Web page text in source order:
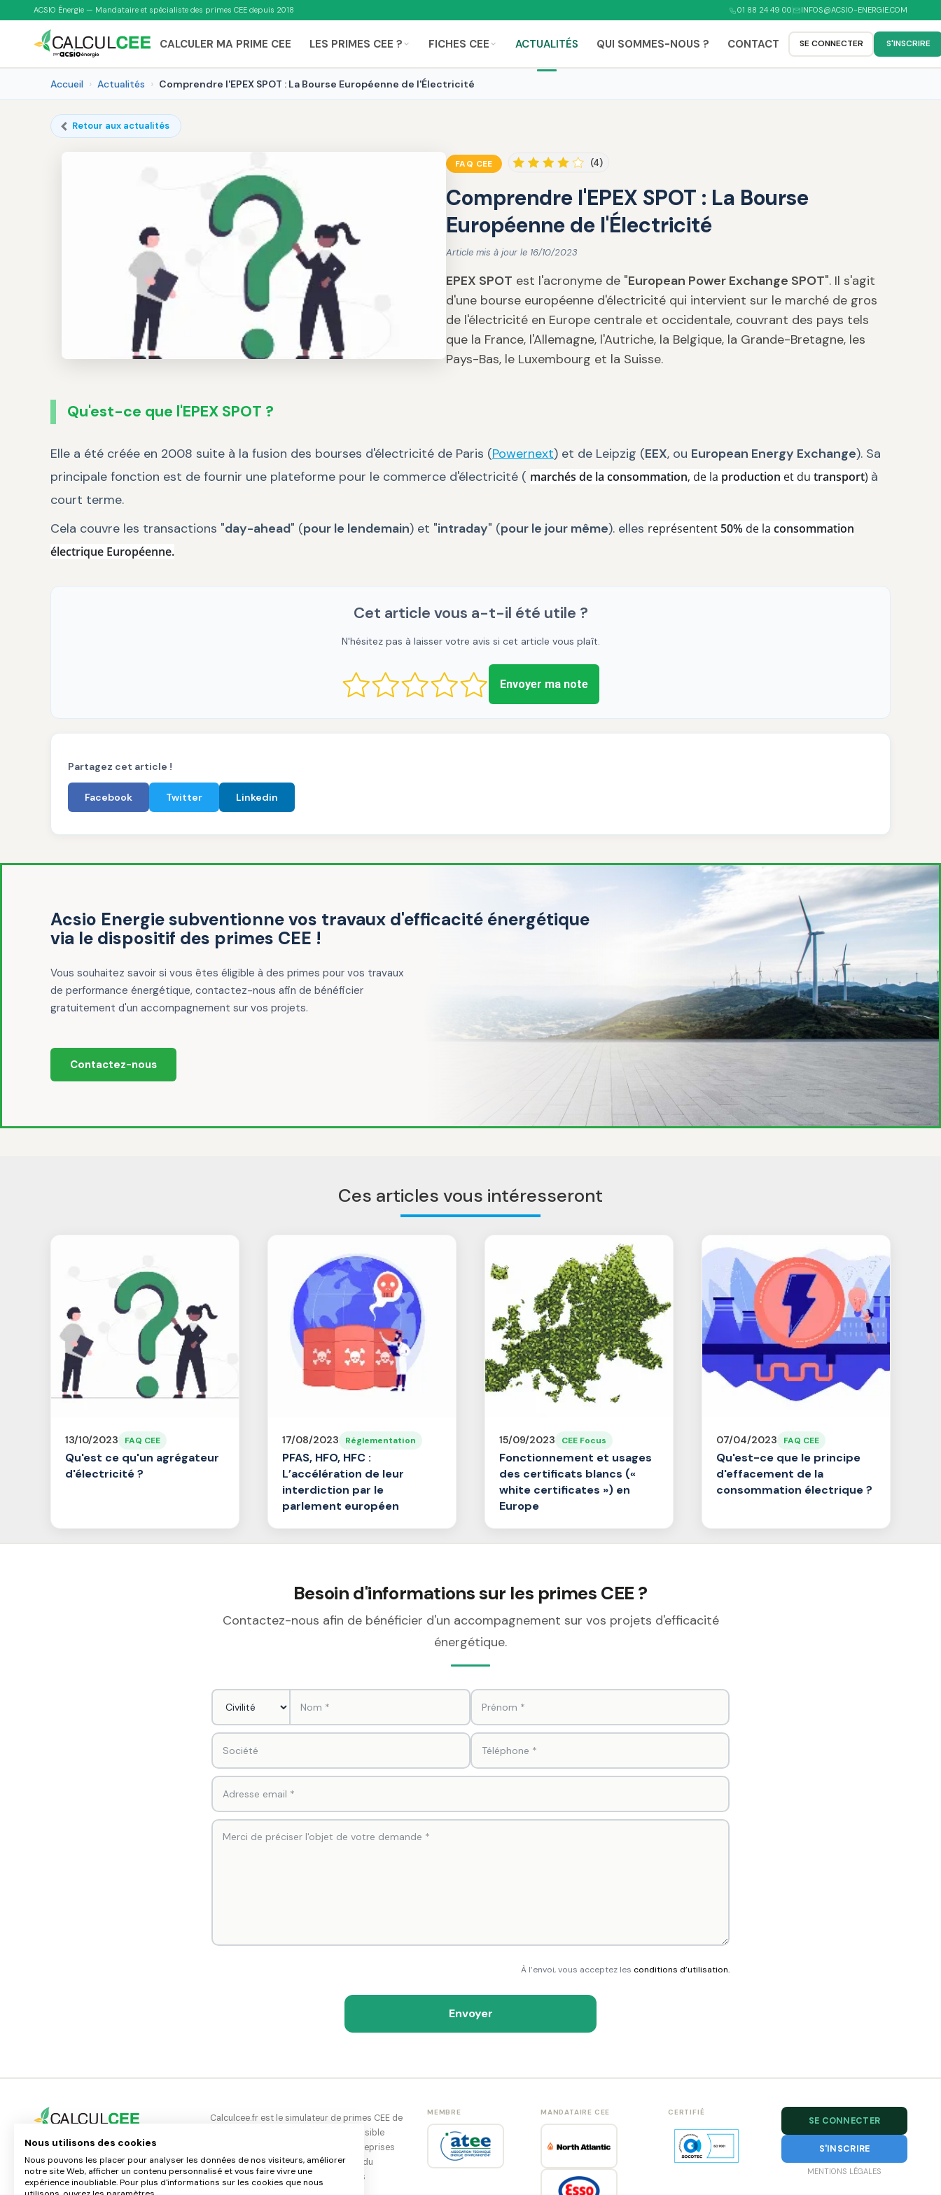
ACSIO Énergie — Mandataire et spécialiste des primes CEE depuis 2018 01 88 24 49 00 INFOS@ACSIO-ENERGIE.COM
CALCULER MA PRIME CEE LES PRIMES CEE ? FICHES CEE ACTUALITÉS QUI SOMMES-NOUS ? CONTACT SE CONNECTER S'INSCRIRE
Accueil Actualités Comprendre l'EPEX SPOT : La Bourse Européenne de l'Électricité
Retour aux actualités
FAQ CEE (4)
Comprendre l'EPEX SPOT : La Bourse
Européenne de l'Électricité
Article mis à jour le 16/10/2023
EPEX SPOT est l'acronyme de "European Power Exchange SPOT". Il s'agit
d'une bourse européenne d'électricité qui intervient sur le marché de gros
de l'électricité en Europe centrale et occidentale, couvrant des pays tels
que la France, l'Allemagne, l'Autriche, la Belgique, la Grande-Bretagne, les
Pays-Bas, le Luxembourg et la Suisse.
Qu'est-ce que l'EPEX SPOT ?
Elle a été créée en 2008 suite à la fusion des bourses d'électricité de Paris (Powernext) et de Leipzig (EEX, ou European Energy Exchange). Sa
principale fonction est de fournir une plateforme pour le commerce d'électricité ( marchés de la consommation, de la production et du transport) à
court terme.
Cela couvre les transactions "day-ahead" (pour le lendemain) et "intraday" (pour le jour même). elles représentent 50% de la consommation
électrique Européenne.
Cet article vous a-t-il été utile ?
N'hésitez pas à laisser votre avis si cet article vous plaît.
Envoyer ma note
Partagez cet article !
Facebook Twitter Linkedin
Acsio Energie subventionne vos travaux d'efficacité énergétique
via le dispositif des primes CEE !
Vous souhaitez savoir si vous êtes éligible à des primes pour vos travaux
de performance énergétique, contactez-nous afin de bénéficier
gratuitement d'un accompagnement sur vos projets.
Contactez-nous
Ces articles vous intéresseront
13/10/2023 FAQ CEE
Qu'est ce qu'un agrégateur
d'électricité ?
17/08/2023 Réglementation
PFAS, HFO, HFC :
L’accélération de leur
interdiction par le
parlement européen
15/09/2023 CEE Focus
Fonctionnement et usages
des certificats blancs («
white certificates ») en
Europe
07/04/2023 FAQ CEE
Qu'est-ce que le principe
d'effacement de la
consommation électrique ?
Besoin d'informations sur les primes CEE ?
Contactez-nous afin de bénéficier d'un accompagnement sur vos projets d'efficacité
énergétique.
À l’envoi, vous acceptez les conditions d’utilisation.
Envoyer
01 88 24 49 00
INFOS@ACSIO-ENERGIE.COM
Calculcee.fr est le simulateur de primes CEE de
l'entreprise Acsio Energie. Il est accessible
gratuitement aux professionnels, entreprises
et collectivités souhaitant bénéficier du
dispositif des certificats d'économies
MEMBRE MANDATAIRE CEE CERTIFIÉ
SE CONNECTER
S'INSCRIRE
MENTIONS LÉGALES
Nous utilisons des cookies
Nous pouvons les placer pour analyser les données de nos visiteurs, améliorer
notre site Web, afficher un contenu personnalisé et vous faire vivre une
expérience inoubliable. Pour plus d'informations sur les cookies que nous